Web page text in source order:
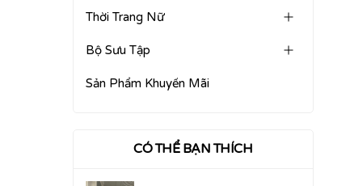
Thời Trang Nữ
Bộ Sưu Tập
Sản Phẩm Khuyến Mãi
CÓ THỂ BẠN THÍCH